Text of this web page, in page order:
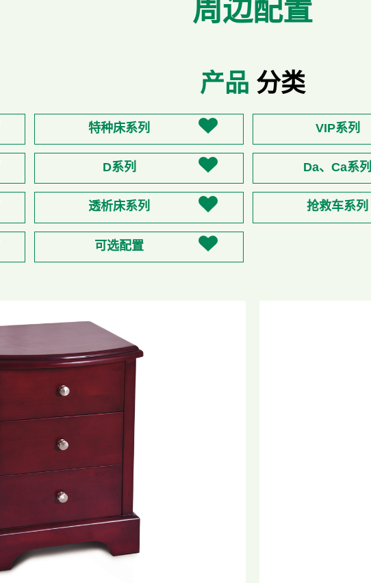
周边配置
产品 分类
特种床系列 VIP系列
D系列 Da、Ca系列
透析床系列 抢救车系列
可选配置